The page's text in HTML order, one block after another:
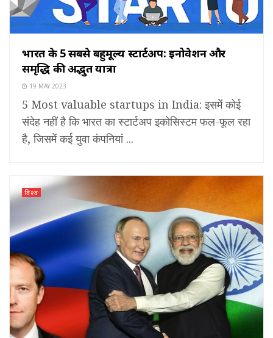
भारत के 5 सबसे बहुमूल्य स्टार्टअप: इनोवेशन और
समृद्धि की अद्भुत यात्रा
19 MAY 2023
5 Most valuable startups in India: इसमें कोई
संदेह नहीं है कि भारत का स्टार्टअप इकोसिस्टम फल-फूल रहा
है, जिसमें कई युवा कंपनियां ...
विश्व